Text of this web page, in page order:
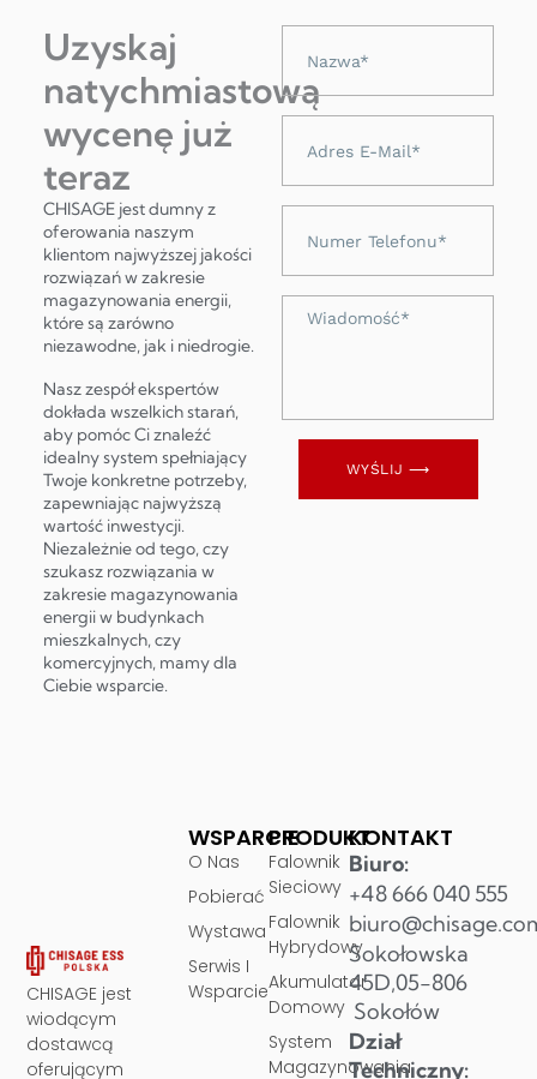
Uzyskaj
natychmiastową
wycenę już
teraz
CHISAGE jest dumny z
oferowania naszym
klientom najwyższej jakości
rozwiązań w zakresie
magazynowania energii,
które są zarówno
niezawodne, jak i niedrogie.
Nasz zespół ekspertów
dokłada wszelkich starań,
aby pomóc Ci znaleźć
idealny system spełniający
Twoje konkretne potrzeby,
zapewniając najwyższą
wartość inwestycji.
Niezależnie od tego, czy
szukasz rozwiązania w
zakresie magazynowania
energii w budynkach
mieszkalnych, czy
komercyjnych, mamy dla
Ciebie wsparcie.
telefonu
WYŚLIJ ⟶
CHISAGE jest
wiodącym
dostawcą
oferującym
PRODUKT
Falownik
Sieciowy
Falownik
Hybrydowy
Akumulator
Domowy
System
Magazynowania
WSPARCIE
O Nas
Pobierać
Wystawa
Serwis I
Wsparcie
KONTAKT
Biuro:
+48 666 040 555
Sokołowska
45D,05-806
Sokołów
Dział
Techniczny: